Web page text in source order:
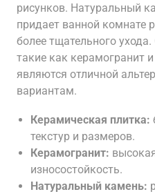
рисунков. Натуральный
придает ванной комнате
более тщательного
такие как керамогранит
являются отличной
вариантам.
Керамическая плитка:
текстур и размеров.
Керамогранит:
износостойкость.
Натуральный камень: